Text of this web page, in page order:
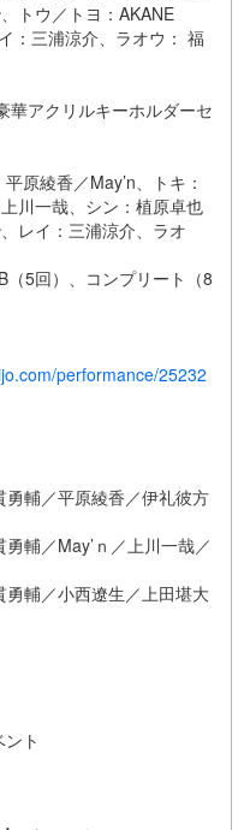
トウ／トヨ：AKANE
：三浦涼介、ラオウ： 福
アクリルキーホルダーセ
原綾香／May’n、トキ：
川一哉、シン：植原卓也
レイ：三浦涼介、ラオ
（5回）、コンプリート（8
performance/25232
輔／平原綾香／伊礼彼方
輔／May’ｎ／上川一哉／
輔／小西遼生／上田堪大
ト